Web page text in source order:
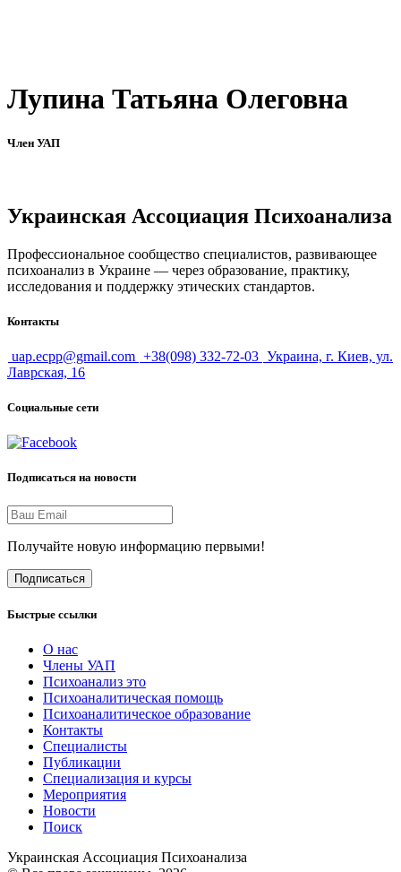
Лупина Татьяна Олеговна
Член УАП
Украинская Ассоциация Психоанализа
Профессиональное сообщество специалистов, развивающее
психоанализ в Украине — через образование, практику,
исследования и поддержку этических стандартов.
Контакты
uap.ecpp@gmail.com +38(098) 332-72-03 Украина, г. Киев, ул.
Лаврская, 16
Социальные сети
Подписаться на новости
Получайте новую информацию первыми!
Подписаться
Быстрые ссылки
О нас
Члены УАП
Психоанализ это
Психоаналитическая помощь
Психоаналитическое образование
Контакты
Специалисты
Публикации
Специализация и курсы
Мероприятия
Новости
Поиск
Украинская Ассоциация Психоанализа